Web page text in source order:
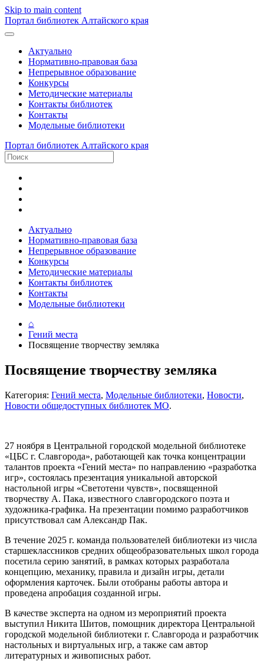
Skip to main content
Портал библиотек Алтайского края
Актуально
Нормативно-правовая база
Непрерывное образование
Конкурсы
Методические материалы
Контакты библиотек
Контакты
Модельные библиотеки
Портал библиотек Алтайского края
Актуально
Нормативно-правовая база
Непрерывное образование
Конкурсы
Методические материалы
Контакты библиотек
Контакты
Модельные библиотеки
⌂
Гений места
Посвящение творчеству земляка
Посвящение творчеству земляка
Категория: Гений места, Модельные библиотеки, Новости,
Новости общедоступных библиотек МО.
27 ноября в Центральной городской модельной библиотеке
«ЦБС г. Славгорода», работающей как точка концентрации
талантов проекта «Гений места» по направлению «разработка
игр», состоялась презентация уникальной авторской
настольной игры «Светотени чувств», посвященной
творчеству А. Пака, известного славгородского поэта и
художника-графика. На презентации помимо разработчиков
присутствовал сам Александр Пак.
В течение 2025 г. команда пользователей библиотеки из числа
старшеклассников средних общеобразовательных школ города
посетила серию занятий, в рамках которых разработала
концепцию, механику, правила и дизайн игры, детали
оформления карточек. Были отобраны работы автора и
проведена апробация созданной игры.
В качестве эксперта на одном из мероприятий проекта
выступил Никита Шитов, помощник директора Центральной
городской модельной библиотеки г. Славгорода и разработчик
настольных и виртуальных игр, а также сам автор
литературных и живописных работ.